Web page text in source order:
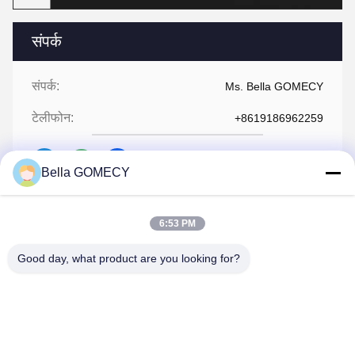
संपर्क
संपर्क: Ms. Bella GOMECY
टेलीफोन: +8619186962259
हमें मेल करें
Bella GOMECY
6:53 PM
Good day, what product are you looking for?